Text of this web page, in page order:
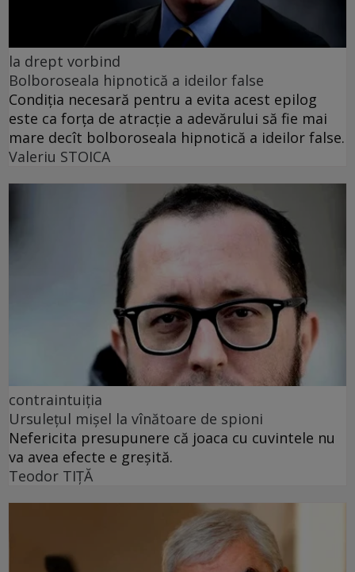
la drept vorbind
Bolboroseala hipnotică a ideilor false
Condiția necesară pentru a evita acest epilog
este ca forța de atracție a adevărului să fie mai
mare decît bolboroseala hipnotică a ideilor false.
Valeriu STOICA
contraintuiția
Ursulețul mișel la vînătoare de spioni
Nefericita presupunere că joaca cu cuvintele nu
va avea efecte e greșită.
Teodor TIŢĂ